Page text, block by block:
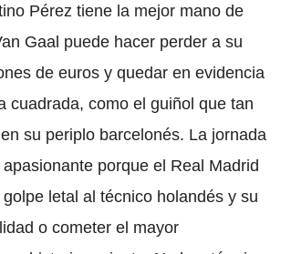
Pérez tiene la mejor mano de
Gaal puede hacer perder a su
de euros y quedar en evidencia
cuadrada, como el guiñol que tan
su periplo barcelonés. La jornada
porque el Real Madrid
letal al técnico holandés y su
o cometer el mayor